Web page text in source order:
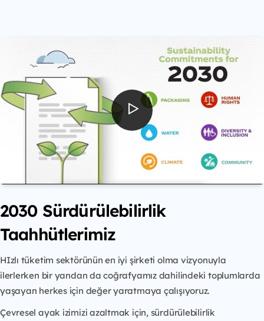
2030 Sürdürülebilirlik
Taahhütlerimiz
HIzlı tüketim sektörünün en iyi şirketi olma vizyonuyla
ilerlerken bir yandan da coğrafyamız dahilindeki toplumlarda
yaşayan herkes için değer yaratmaya çalışıyoruz.
Çevresel ayak izimizi azaltmak için, sürdürülebilirlik